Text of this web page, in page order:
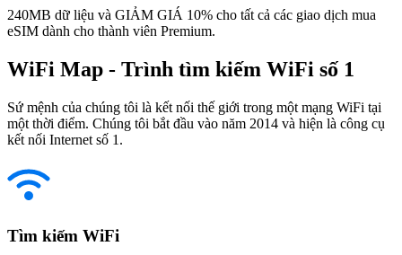
240MB dữ liệu và GIẢM GIÁ 10% cho tất cả các giao dịch mua
eSIM dành cho thành viên Premium.
WiFi Map - Trình tìm kiếm WiFi số 1
Sứ mệnh của chúng tôi là kết nối thế giới trong một mạng WiFi tại
một thời điểm. Chúng tôi bắt đầu vào năm 2014 và hiện là công cụ
kết nối Internet số 1.
Tìm kiếm WiFi